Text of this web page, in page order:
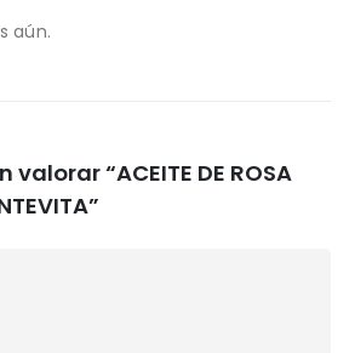
aún.
valorar “ACEITE DE ROSA